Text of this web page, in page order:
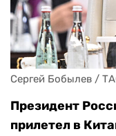
Сергей Бобылев /
Президент
прилетел в